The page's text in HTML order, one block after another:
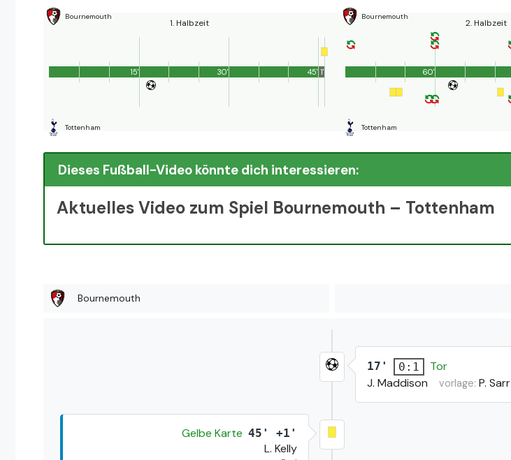
Bournemouth
1. Halbzeit
Tottenham
45'
15' 30' 1'
Bournemouth
2. Halbzeit
Tottenham
60'
Dieses Fußball-Video könnte dich interessieren:
Aktuelles Video zum Spiel Bournemouth – Tottenham
Bournemouth
17' 0:1
Tor
J. Maddison
vorlage: P. Sarr
Gelbe Karte 45' +1'
L. Kelly